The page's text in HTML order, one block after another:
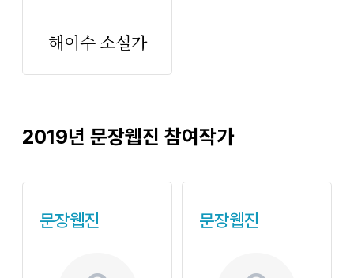
해이수 소설가
2019년 문장웹진 참여작가
문장웹진 문장웹진